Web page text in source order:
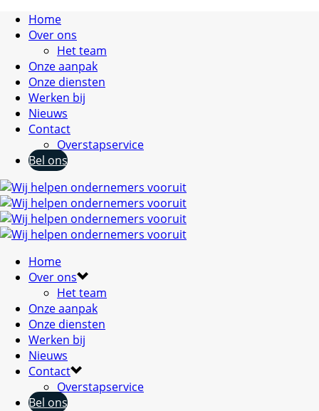
Home
Over ons
Het team
Onze aanpak
Onze diensten
Werken bij
Nieuws
Contact
Overstapservice
Bel ons
Home
Over ons
Het team
Onze aanpak
Onze diensten
Werken bij
Nieuws
Contact
Overstapservice
Bel ons